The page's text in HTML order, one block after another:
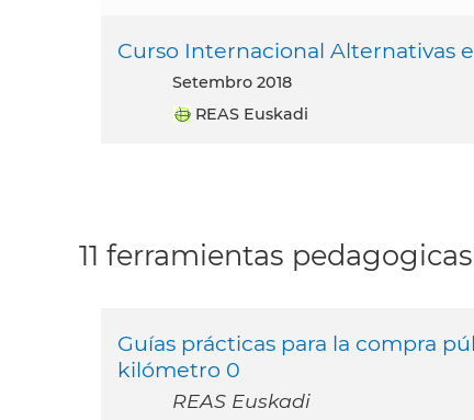
Curso Internacional Alternativas
setembro 2018
REAS Euskadi
11 ferramientas pedagogicas
Guías prácticas para la compra
kilómetro 0
REAS Euskadi